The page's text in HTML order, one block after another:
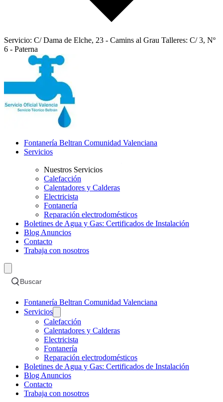
Servicio: C/ Dama de Elche, 23 - Camins al Grau Talleres: C/ 3, Nº
6 - Paterna
Fontanería Beltran Comunidad Valenciana
Servicios
Nuestros Servicios
Calefacción
Calentadores y Calderas
Electricista
Fontanería
Reparación electrodomésticos
Boletines de Agua y Gas: Certificados de Instalación
Blog Anuncios
Contacto
Trabaja con nosotros
Buscar
Fontanería Beltran Comunidad Valenciana
Servicios
Calefacción
Calentadores y Calderas
Electricista
Fontanería
Reparación electrodomésticos
Boletines de Agua y Gas: Certificados de Instalación
Blog Anuncios
Contacto
Trabaja con nosotros